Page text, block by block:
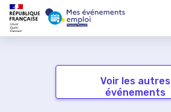
Voir les autres
événements